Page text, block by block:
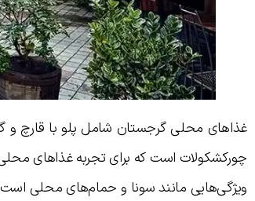
غذاهای محلی گرجستان شامل پلو با قارچ
چورکشکولات است که برای تجربه غذاهای
ویژگی‌هایی مانند سونا و حمام‌های محلی است